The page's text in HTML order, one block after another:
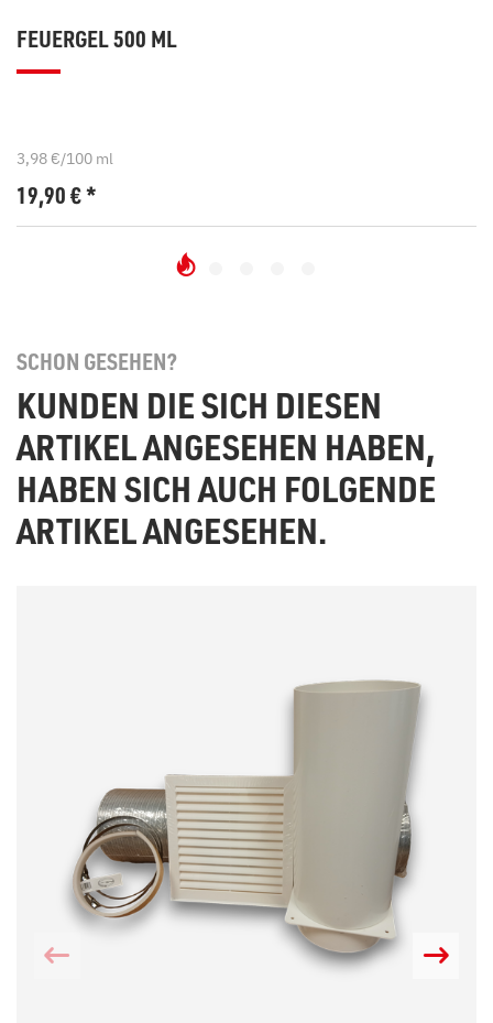
FEUERGEL 500 ML
3,98 €/100 ml
19,90€*
SCHON GESEHEN?
KUNDEN DIE SICH DIESEN
ARTIKEL ANGESEHEN HABEN,
HABEN SICH AUCH FOLGENDE
ARTIKEL ANGESEHEN.